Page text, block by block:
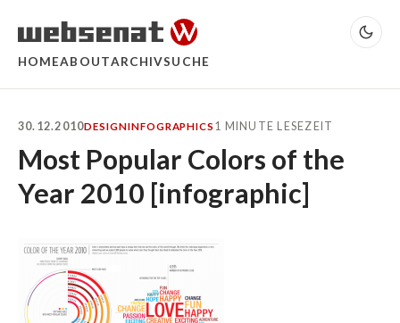
HOMEABOUTARCHIVSUCHE
30.12.2010DESIGNINFOGRAPHICS 1 MINUTE LESEZEIT
Most Popular Colors of the
Year 2010 [infographic]